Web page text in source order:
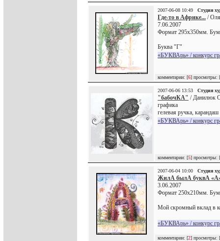
2007-06-08 10:49 Студия
Где-то в Африке... /
7.06.2007
Формат 295х350мм.
Буква "Г"
«БУКВАрь» / конкурс
комментарии: [6] просмотры: [
2007-06-06 13:53 Студия
"бабочКА" / Данилюк
графика
гелевая ручка, карандаш
«БУКВАрь» / конкурс
комментарии: [5] просмотры: [
2007-06-04 10:00 Студия
ЖилА былА буквА
3.06.2007
Формат 250х210мм.
Мой скромный вклад в
«БУКВАрь» / конкурс
комментарии: [2] просмотры: [